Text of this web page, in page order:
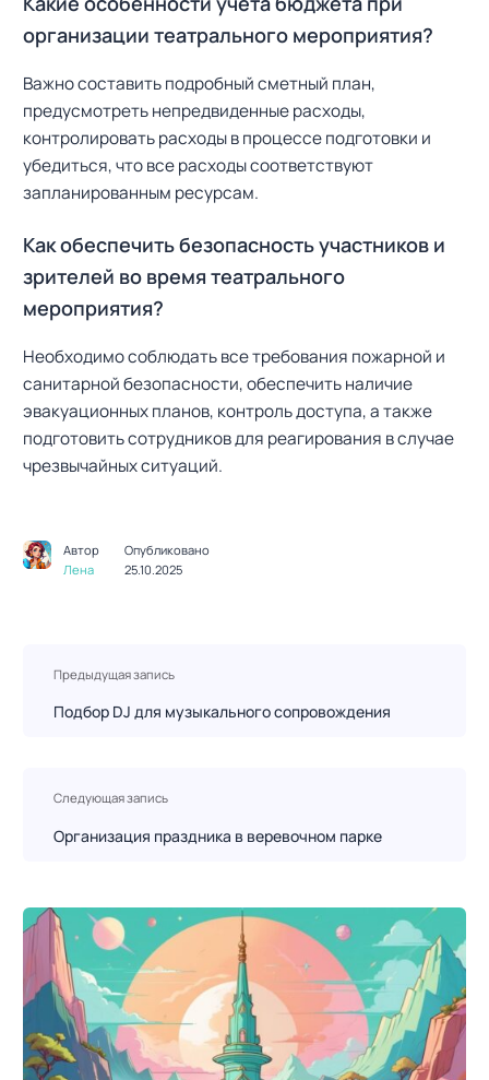
организации театрального мероприятия?
Важно составить подробный сметный план,
предусмотреть непредвиденные расходы,
контролировать расходы в процессе подготовки и
убедиться, что все расходы соответствуют
запланированным ресурсам.
Как обеспечить безопасность участников и
зрителей во время театрального
мероприятия?
Необходимо соблюдать все требования пожарной и
санитарной безопасности, обеспечить наличие
эвакуационных планов, контроль доступа, а также
подготовить сотрудников для реагирования в случае
чрезвычайных ситуаций.
Автор
Лена
Опубликовано
25.10.2025
п
о
а
п
и
с
Предыдущая запись
Подбор DJ для музыкального сопровождения
Следующая запись
Организация праздника в веревочном парке